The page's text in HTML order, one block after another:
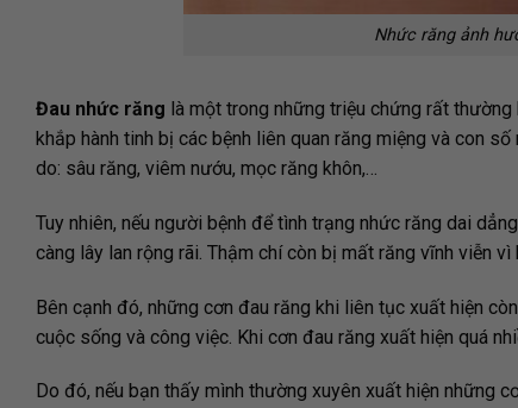
Nhức răng ảnh
Đau nhức răng là một trong những triệu chứng rất
khắp hành tinh bị các bệnh liên quan răng miệng và con
do: sâu răng, viêm nướu, mọc răng khôn,…
Tuy nhiên, nếu người bệnh để tình trạng nhức răng dai
càng lây lan rộng rãi. Thậm chí còn bị mất răng vĩnh viễn
Bên cạnh đó, những cơn đau răng khi liên tục xuất hiện
cuộc sống và công việc. Khi cơn đau răng xuất hiện quá
Do đó, nếu bạn thấy mình thường xuyên xuất hiện những